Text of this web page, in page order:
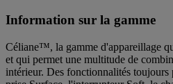
Information sur la gamme
Céliane™, la gamme d'appareillage
et qui permet une multitude de
intérieur. Des fonctionnalités toujours